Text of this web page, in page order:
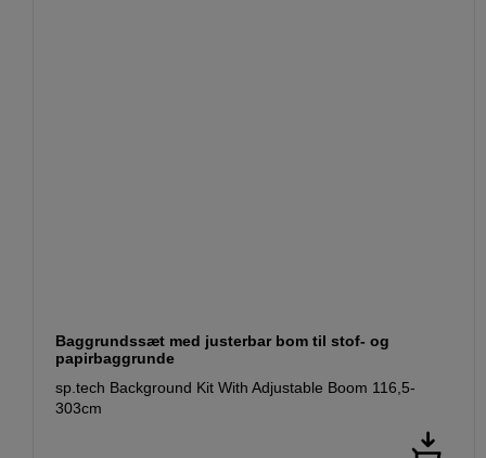
Baggrundssæt med justerbar bom til stof- og
papirbaggrunde
sp.tech Background Kit With Adjustable Boom 116,5-
303cm